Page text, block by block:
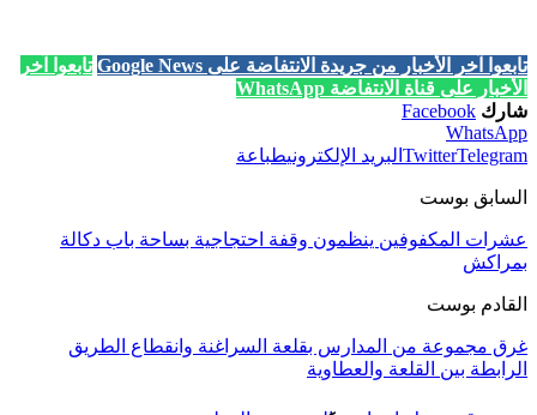
تابعوا آخر الأخبار من جريدة الانتفاضة على Google News
تابعوا آخر
الأخبار على قناة الانتفاضة WhatsApp
شارك Facebook
WhatsApp
TwitterTelegram البريد الإلكترونيطباعة
السابق بوست
عشرات المكفوفين ينظمون وقفة احتجاجية بساحة باب دكالة
بمراكش
القادم بوست
غرق مجموعة من المدارس بقلعة السراغنة وانقطاع الطريق
الرابطة بين القلعة والعطاوية